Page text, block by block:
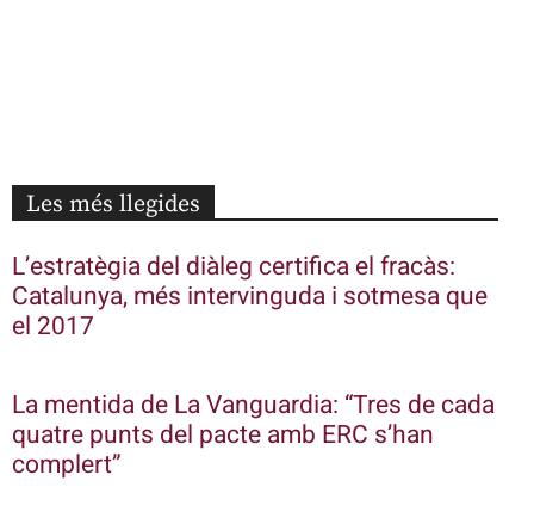
Les més llegides
L’estratègia del diàleg certifica el fracàs:
Catalunya, més intervinguda i sotmesa que
el 2017
La mentida de La Vanguardia: “Tres de cada
quatre punts del pacte amb ERC s’han
complert”